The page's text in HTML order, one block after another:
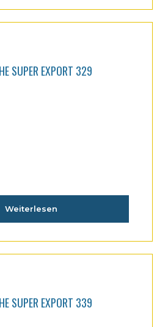
Weiterlesen